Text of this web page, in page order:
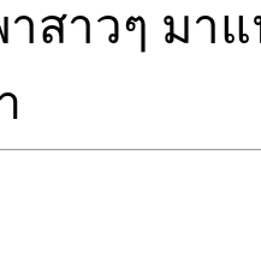
สาวๆ ม